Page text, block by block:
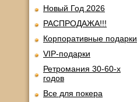
Новый Год 2026
РАСПРОДАЖА!!!
Корпоративные подарки
VIP-подарки
Ретромания 30-60-х
годов
Все для покера